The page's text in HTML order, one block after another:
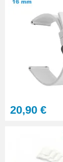
20,90 €